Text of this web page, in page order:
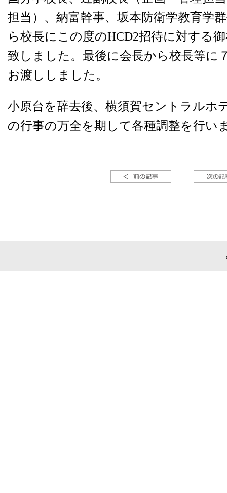
担当）、納富幹事、坂本防衛学教育学
ら校長にこの度のHCD2招待に対する
致しました。最後に会長から校長等に
お渡ししました。
小原台を辞去後、横須賀セントラルホ
の行事の万全を期して各種調整を行い